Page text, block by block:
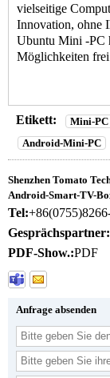
vielseitige
Innovation, ohne
Ubuntu Mini -PC
Möglichkeiten
Etikett: Mini-PC
Android-Mini-PC
Shenzhen Tomato
Android-Smart-TV-
Tel:
Gesprächspartner:
PDF-Show.:PDF
Anfrage absenden